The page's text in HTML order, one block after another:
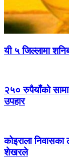
यी ५ जिल्लामा
२५० रुपैयाँको
उपहार
कोइराला
शेखरले